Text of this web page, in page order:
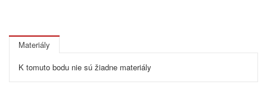
Materiály
K tomuto bodu nie sú žiadne materiály